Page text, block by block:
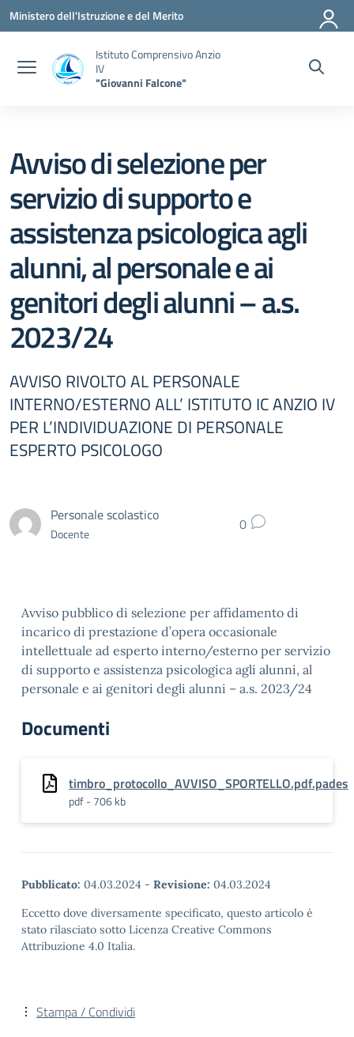
Vai ai contenuti
Vai al menu di navigazione
Vai al footer
Ministero dell'Istruzione e del Merito
Istituto Comprensivo Anzio
IV
"Giovanni Falcone"
Avviso di selezione per
servizio di supporto e
assistenza psicologica agli
alunni, al personale e ai
genitori degli alunni – a.s.
2023/24
AVVISO RIVOLTO AL PERSONALE
INTERNO/ESTERNO ALL’ ISTITUTO IC ANZIO IV
PER L’INDIVIDUAZIONE DI PERSONALE
ESPERTO PSICOLOGO
Personale scolastico
Docente 0
Avviso pubblico di selezione per affidamento di
incarico di prestazione d’opera occasionale
intellettuale ad esperto interno/esterno per servizio
di supporto e assistenza psicologica agli alunni, al
personale e ai genitori degli alunni – a.s. 2023/24
Documenti
timbro_protocollo_AVVISO_SPORTELLO.pdf.pades
pdf - 706 kb
Pubblicato: 04.03.2024 - Revisione: 04.03.2024
Eccetto dove diversamente specificato, questo articolo è
stato rilasciato sotto Licenza Creative Commons
Attribuzione 4.0 Italia.
Stampa / Condividi